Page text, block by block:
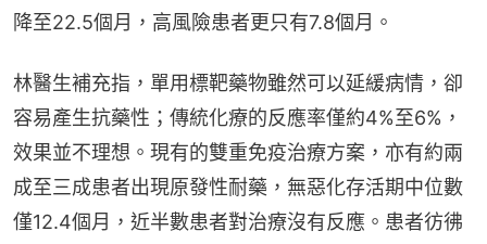
降至22.5個月，高風險患者更只有7.8個月。
林醫生補充指，單用標靶藥物雖然可以延緩病情，卻
容易產生抗藥性；傳統化療的反應率僅約4%至6%，
效果並不理想。現有的雙重免疫治療方案，亦有約兩
成至三成患者出現原發性耐藥，無惡化存活期中位數
僅12.4個月，近半數患者對治療沒有反應。患者彷彿